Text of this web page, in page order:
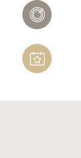
NERÓ
SPA
EVENTS